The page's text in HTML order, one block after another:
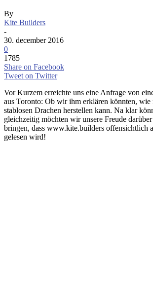
By
Kite Builders
-
30. december 2016
0
1785
Share on Facebook
Tweet on Twitter
Vor Kurzem erreichte uns eine Anfrage von
aus Toronto: Ob wir ihm erklären könnten, wie
stablosen Drachen herstellen kann. Na klar
gleichzeitig möchten wir unsere Freude
bringen, dass www.kite.builders offensichtlich
gelesen wird!